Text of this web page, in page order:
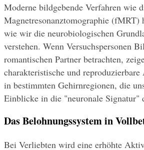
Moderne bildgebende Verfahren wie
Magnetresonanztomographie (fMRT)
wie wir die neurobiologischen
verstehen. Wenn Versuchspersonen
romantischen Partner betrachten,
charakteristische und
in bestimmten Gehirnregionen, die
Einblicke in die "neuronale Signatur"
Das Belohnungssystem in